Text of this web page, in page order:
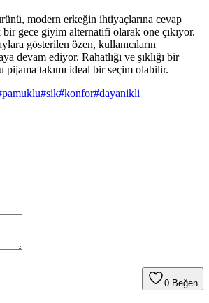
modern erkeğin ihtiyaçlarına cevap
bir gece giyim alternatifi olarak öne çıkıyor.
gösterilen özen, kullanıcıların
devam ediyor. Rahatlığı ve şıklığı bir
pijama takımı ideal bir seçim olabilir.
pamuklu#sik#konfor#dayanikli
0 Beğen